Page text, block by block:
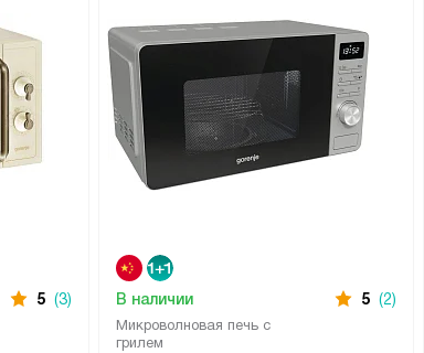
5 (3)
Микроволновая печь с
грилем
В наличии 5 (2)